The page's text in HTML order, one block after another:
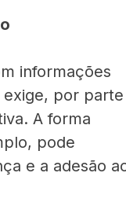
informações
por parte
A forma
pode
e a adesão